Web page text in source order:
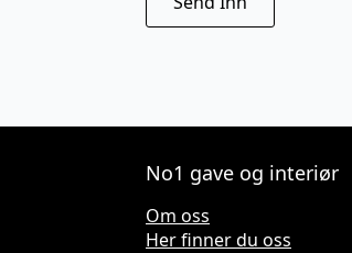
No1 gave og interiør
Om oss
Her finner du oss